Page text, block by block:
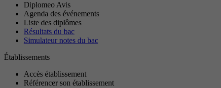
Diplomeo Avis
Agenda des événements
Liste des diplômes
Résultats du bac
Simulateur notes du bac
Établissements
Accès établissement
Référencer son établissement